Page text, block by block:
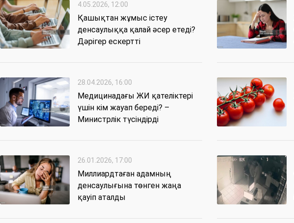
4.05.2026, 12:00
Қашықтан жұмыс істеу
денсаулыққа қалай әсер етеді?
Дәрігер ескертті
28.04.2026, 16:00
Медицинадағы ЖИ қателіктері
үшін кім жауап береді? –
Министрлік түсіндірді
26.01.2026, 17:00
Миллиардтаған адамның
денсаулығына төнген жаңа
қауіп аталды